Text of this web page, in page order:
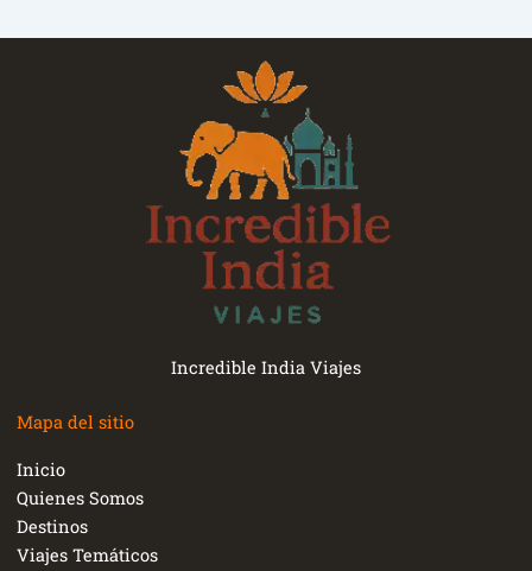
Incredible India Viajes
Mapa del sitio
Inicio
Quienes Somos
Destinos
Viajes Temáticos